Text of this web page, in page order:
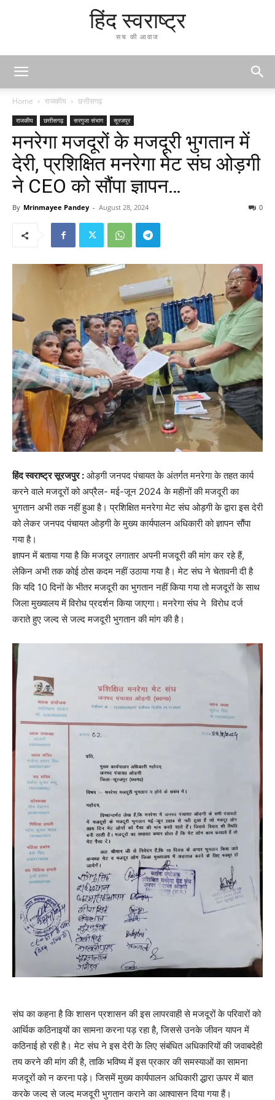
हिंद स्वराष्ट्र
सच की आवाज
Home राजकीय छत्तीसगढ़
राजकीय छत्तीसगढ़ सरगुजा संभाग सूरजपुर
मनरेगा मजदूरों के मजदूरी भुगतान में
देरी, प्रशिक्षित मनरेगा मेट संघ ओड़गी
ने CEO को सौंपा ज्ञापन…
By Mrinmayee Pandey - August 28, 2024 0
हिंद स्वराष्ट्र सूरजपुर : ओड़गी जनपद पंचायत के अंतर्गत मनरेगा के तहत कार्य
करने वाले मजदूरों को अप्रैल- मई-जून 2024 के महीनों की मजदूरी का
भुगतान अभी तक नहीं हुआ है। प्रशिक्षित मनरेगा मेट संघ ओड़गी के द्वारा इस देरी
को लेकर जनपद पंचायत ओड़गी के मुख्य कार्यपालन अधिकारी को ज्ञापन सौंपा
गया है।
ज्ञापन में बताया गया है कि मजदूर लगातार अपनी मजदूरी की मांग कर रहे हैं,
लेकिन अभी तक कोई ठोस कदम नहीं उठाया गया है। मेट संघ ने चेतावनी दी है
कि यदि 10 दिनों के भीतर मजदूरी का भुगतान नहीं किया गया तो मजदूरों के साथ
जिला मुख्यालय में विरोध प्रदर्शन किया जाएगा। मनरेगा संघ ने विरोध दर्ज
कराते हुए जल्द से जल्द मजदूरी भुगतान की मांग की है।
संघ का कहना है कि शासन प्रशासन की इस लापरवाही से मजदूरों के परिवारों को
आर्थिक कठिनाइयों का सामना करना पड़ रहा है, जिससे उनके जीवन यापन में
कठिनाई हो रही है। मेट संघ ने इस देरी के लिए संबंधित अधिकारियों की जवाबदेही
तय करने की मांग की है, ताकि भविष्य में इस प्रकार की समस्याओं का सामना
मजदूरों को न करना पड़े। जिसमें मुख्य कार्यपालन अधिकारी द्धारा ऊपर में बात
करके जल्द से जल्द मजदूरी भुगतान कराने का आश्वासन दिया गया हैं।